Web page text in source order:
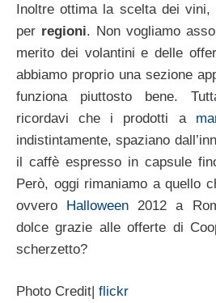
Inoltre ottima la scelta dei
per regioni. Non vogliamo
merito dei volantini e delle
abbiamo proprio una sezione
funziona piuttosto bene.
ricordavi che i prodotti a
indistintamente, spaziano
il caffè espresso in capsule
Però, oggi rimaniamo a quello
ovvero Halloween 2012 a
dolce grazie alle offerte di
scherzetto?
Photo Credit| flickr